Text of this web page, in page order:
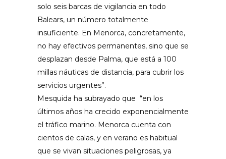
solo seis barcas de vigilancia en todo
Balears, un número totalmente
insuficiente. En Menorca, concretamente,
no hay efectivos permanentes, sino que se
desplazan desde Palma, que está a 100
millas náuticas de distancia, para cubrir los
servicios urgentes”.
Mesquida ha subrayado que “en los
últimos años ha crecido exponencialmente
el tráfico marino. Menorca cuenta con
cientos de calas, y en verano es habitual
que se vivan situaciones peligrosas, ya